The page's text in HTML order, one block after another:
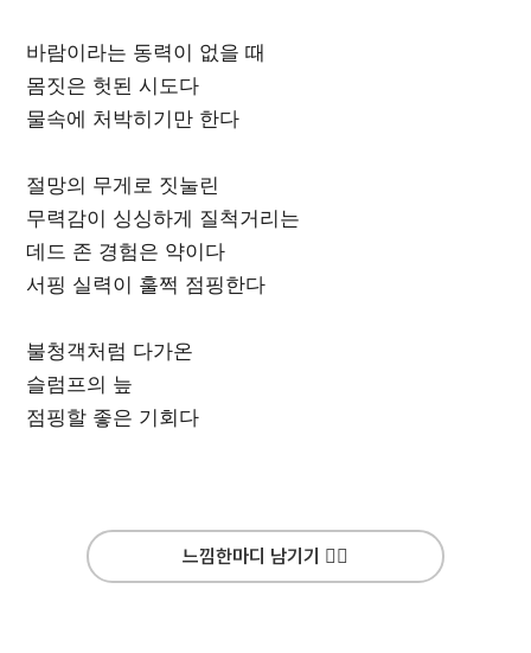
바람이라는 동력이 없을 때
몸짓은 헛된 시도다
물속에 처박히기만 한다
절망의 무게로 짓눌린
무력감이 싱싱하게 질척거리는
데드 존 경험은 약이다
서핑 실력이 훌쩍 점핑한다
불청객처럼 다가온
슬럼프의 늪
점핑할 좋은 기회다
느낌한마디 남기기 ✍🏻